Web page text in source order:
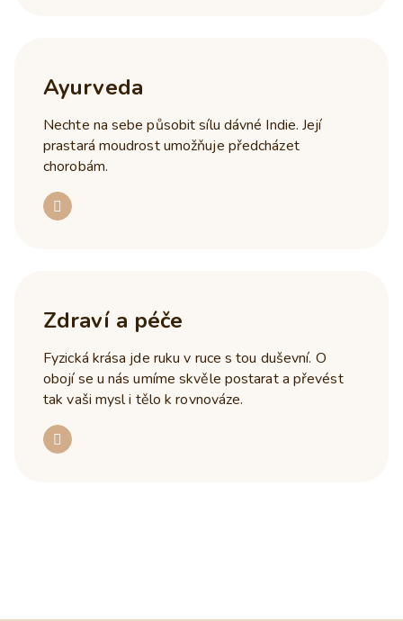
Ayurveda
Nechte na sebe působit sílu dávné Indie. Její
prastará moudrost umožňuje předcházet
chorobám.
Zdraví a péče
Fyzická krása jde ruku v ruce s tou duševní. O
obojí se u nás umíme skvěle postarat a převést
tak vaši mysl i tělo k rovnováze.